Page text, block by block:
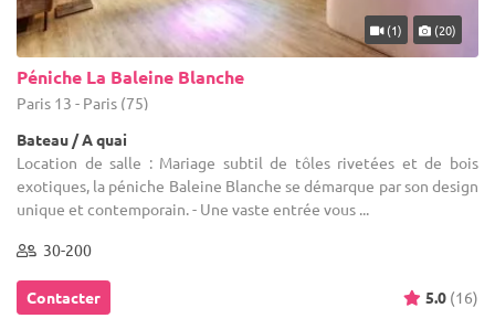
(1) (20)
Péniche La Baleine Blanche
Paris 13 - Paris (75)
Bateau / A quai
Location de salle : Mariage subtil de tôles rivetées et de bois
exotiques, la péniche Baleine Blanche se démarque par son design
unique et contemporain. - Une vaste entrée vous ...
30-200
Contacter 5.0 (16)